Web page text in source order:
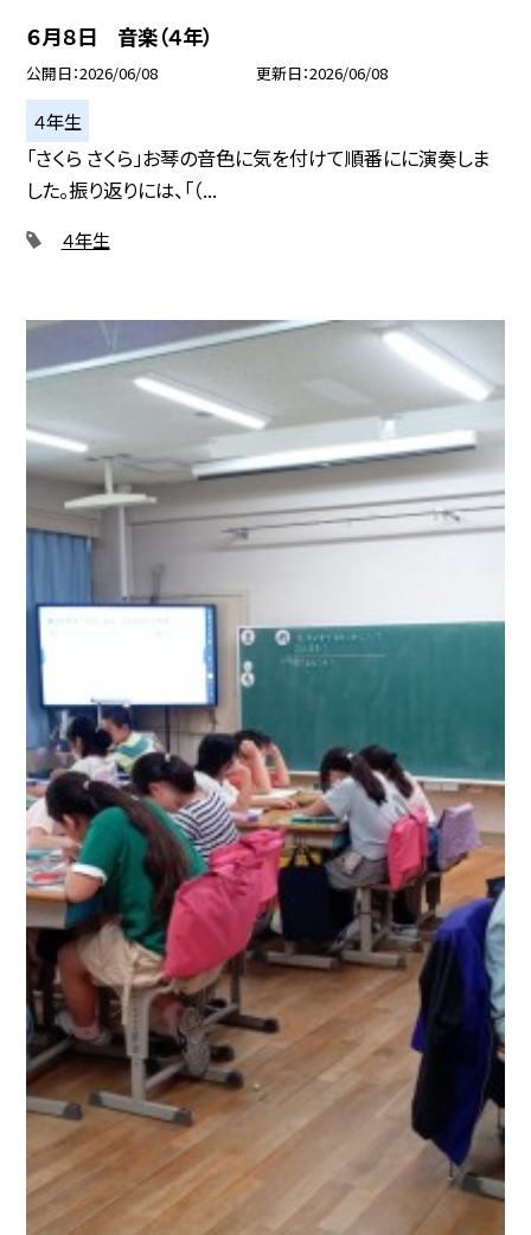
６月８日 音楽（４年）
公開日 2026/06/08 更新日 2026/06/08
４年生
「さくら さくら」お琴の音色に気を付けて順番にに演奏しま
した。振り返りには、「（...
４年生